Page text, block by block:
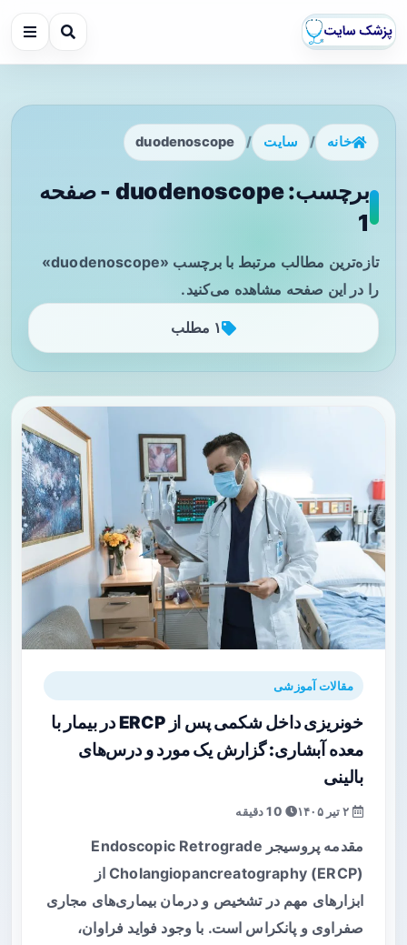
خانه / سایت /
duodenoscope
برچسب: duodenoscope - صفحه
1
تازه‌ترین مطالب مرتبط با برچسب «duodenoscope»
را در این صفحه مشاهده می‌کنید.
۱ مطلب
مقالات آموزشی
خونریزی داخل شکمی پس از ERCP در بیمار با
معده آبشاری: گزارش یک مورد و درس‌های
بالینی
مقدمه پروسیجر Endoscopic Retrograde
Cholangiopancreatography (ERCP) از
ابزارهای مهم در تشخیص و درمان بیماری‌های مجاری
صفراوی و پانکراس است. با وجود فواید فراوان،